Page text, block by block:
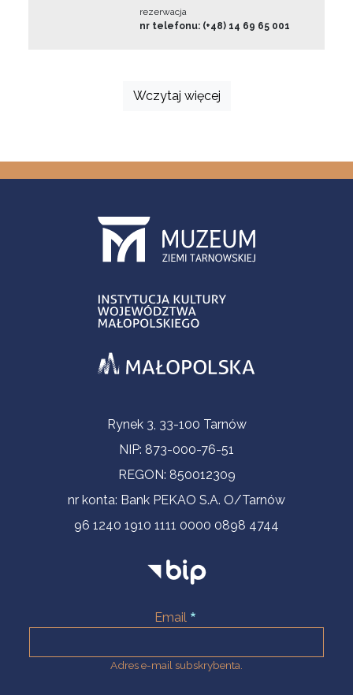
rezerwacja
nr telefonu: (+48) 14 69 65 001
Wczytaj więcej
Informacje kontaktoweRynek 3, 33-100 Tarnów
NIP: 873-000-76-51
REGON: 850012309
nr konta: Bank PEKAO S.A. O/Tarnów
96 1240 1910 1111 0000 0898 4744
Email
Adres e-mail subskrybenta.